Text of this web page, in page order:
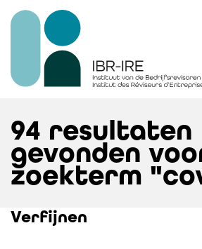
94 resultaten
gevonden
zoekterm
Verfijnen